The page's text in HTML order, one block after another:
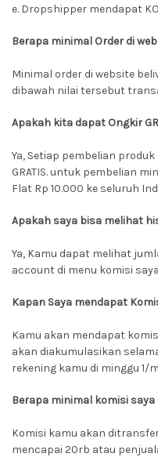
e. Dropshipper mendapat
Berapa minimal Order di
Minimal order di website
dibawah nilai tersebut
Apakah kita dapat Ongkir
Ya, Setiap pembelian
GRATIS. untuk pembelian
Flat Rp 10.000 ke seluruh
Apakah saya bisa melihat
Ya, Kamu dapat melihat
account di menu komisi
Kapan Saya mendapat
Kamu akan mendapat
akan diakumulasikan
rekening kamu di minggu 1/
Berapa minimal komisi
Komisi kamu akan
mencapai 20rb atau